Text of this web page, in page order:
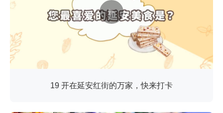
19 开在延安红街的万家，快来打卡